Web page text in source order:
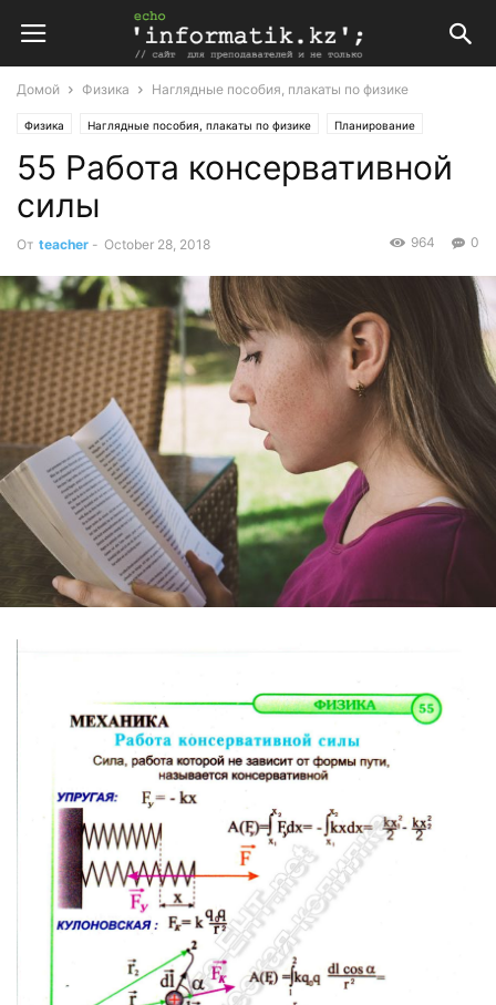
Домой Физика Наглядные пособия, плакаты по физике
Физика Наглядные пособия, плакаты по физике Планирование
Поурочные планы
55 Работа консервативной
силы
От teacher - October 28, 2018 0
964